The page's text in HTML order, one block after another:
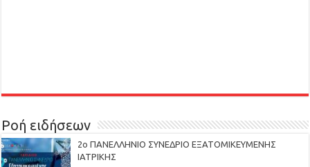
Ροή ειδήσεων
2ο ΠΑΝΕΛΛΗΝΙΟ ΣΥΝΕΔΡΙΟ ΕΞΑΤΟΜΙΚΕΥΜΕΝΗΣ
ΙΑΤΡΙΚΗΣ